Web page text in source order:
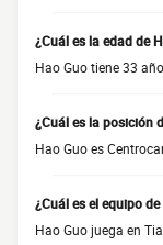
¿Cuál es la edad de
Hao Guo tiene 33
¿Cuál es la posición
Hao Guo es
¿Cuál es el equipo
Hao Guo juega en